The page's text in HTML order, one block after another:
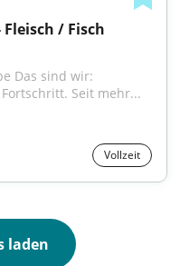
Fleisch / Fisch
Das sind wir:
Seit mehr...
Vollzeit
laden